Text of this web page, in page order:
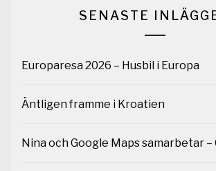
SENASTE
Europaresa 2026 – Husbil i Europa
Äntligen framme i Kroatien
Nina och Google Maps samarbetar –